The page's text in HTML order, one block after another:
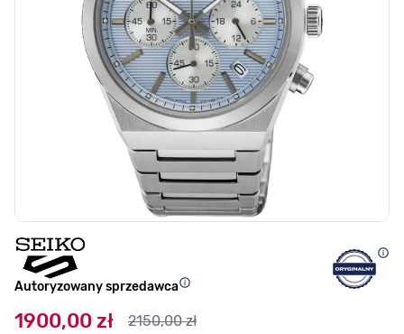
Autoryzowany sprzedawca
1900,00 zł 2150,00 zł